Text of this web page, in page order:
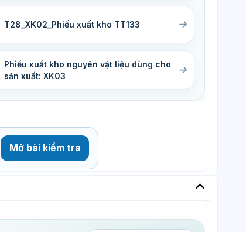
T28_XK02_Phiếu xuất kho TT133
Phiếu xuất kho nguyên vật liệu dùng cho
sản xuất: XK03
Mở bài kiểm tra